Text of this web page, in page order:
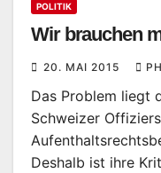
POLITIK
Wir brauchen
20. MAI 2015
Das Problem liegt
Schweizer
Deshalb ist ihre